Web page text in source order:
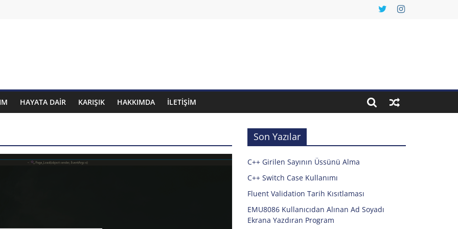
HAYATA DAIR KARIŞIK HAKKIMDA İLETIŞIM
Son Yazılar
C++ Girilen Sayının Üssünü Alma
C++ Switch Case Kullanımı
Fluent Validation Tarih Kısıtlaması
EMU8086 Kullanıcıdan Alınan Ad Soyadı
Ekrana Yazdıran Program